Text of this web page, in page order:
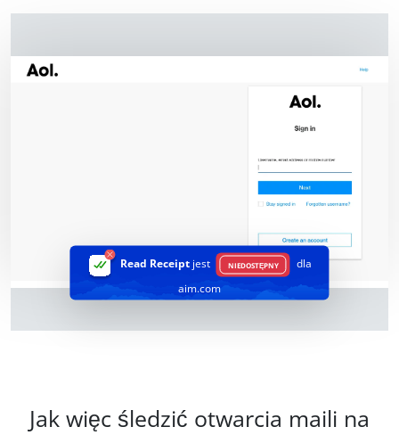
Read Receiptjest NIEDOSTĘPNY
dla
aim.com
Jak więc śledzić otwarcia maili na